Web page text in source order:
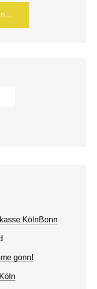
KölnBonn
gonn!